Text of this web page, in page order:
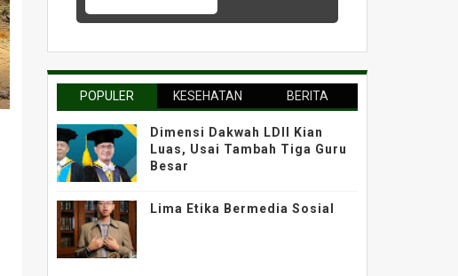
POPULER KESEHATAN BERITA
Dimensi Dakwah LDII Kian
Luas, Usai Tambah Tiga Guru
Besar
Lima Etika Bermedia Sosial